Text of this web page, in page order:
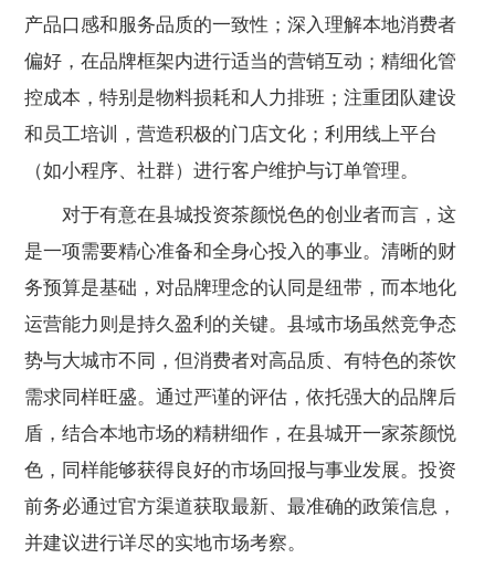
产品口感和服务品质的一致性；深入理解本地消费者
偏好，在品牌框架内进行适当的营销互动；精细化管
控成本，特别是物料损耗和人力排班；注重团队建设
和员工培训，营造积极的门店文化；利用线上平台
（如小程序、社群）进行客户维护与订单管理。
对于有意在县城投资茶颜悦色的创业者而言，这
是一项需要精心准备和全身心投入的事业。清晰的财
务预算是基础，对品牌理念的认同是纽带，而本地化
运营能力则是持久盈利的关键。县域市场虽然竞争态
势与大城市不同，但消费者对高品质、有特色的茶饮
需求同样旺盛。通过严谨的评估，依托强大的品牌后
盾，结合本地市场的精耕细作，在县城开一家茶颜悦
色，同样能够获得良好的市场回报与事业发展。投资
前务必通过官方渠道获取最新、最准确的政策信息，
并建议进行详尽的实地市场考察。